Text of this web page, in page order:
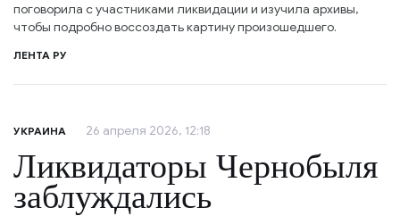
поговорила с участниками ликвидации и изучила архивы,
чтобы подробно воссоздать картину произошедшего.
ЛЕНТА РУ
УКРАИНА 26 апреля 2026, 12:18
Ликвидаторы Чернобыля
заблуждались